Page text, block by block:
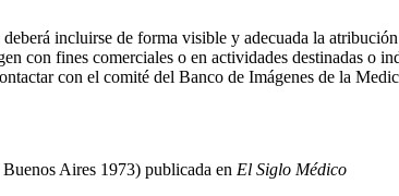
incluirse de forma visible y adecuada la
con fines comerciales o en actividades destinadas o
con el comité del Banco de Imágenes de la
Aires 1973) publicada en El Siglo Médico